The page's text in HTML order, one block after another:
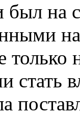
на
стать